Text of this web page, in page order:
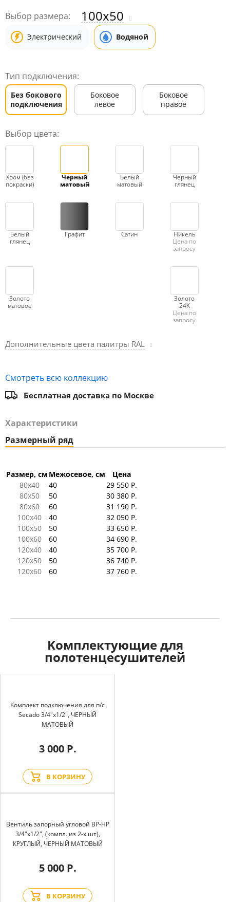
Выбор размера: 100x50
Электрический Водяной
Тип подключения:
Без бокового
подключения
Боковое
левое
Боковое
правое
Выбор цвета:
Хром (без
покраски)
Черный
матовый
Белый
матовый
Черный
глянец
Белый
глянец
Графит Сатин
Никель
Цена по
запросу
Золото
матовое
Золото
24K
Цена по
запросу
Дополнительные цвета палитры RAL
Смотреть всю коллекцию
Бесплатная доставка по Москве
Характеристики
Размерный ряд
Размер, см Межосевое, см
Цена
80x40
40
29 550 Р.
80x50
50
30 380 Р.
80x60
60
31 190 Р.
100x40
40
32 050 Р.
100x50
50
33 650 Р.
100x60
60
34 690 Р.
120x40
40
35 700 Р.
120x50
50
36 740 Р.
120x60
60 37 760 Р.
Kомплектующие для
полотенцесушителей
Комплект подключения для п/с
Secado 3/4"x1/2", ЧЕРНЫЙ
МАТОВЫЙ
3 000 Р.
В КОРЗИНУ
Вентиль запорный угловой BP-HP
3/4"х1/2", (компл. из 2-х шт),
КРУГЛЫЙ, ЧЕРНЫЙ МАТОВЫЙ
5 000 Р.
В КОРЗИНУ